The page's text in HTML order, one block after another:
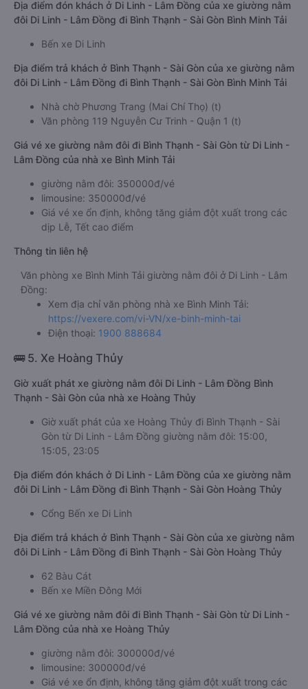
Địa điểm đón khách ở Di Linh - Lâm Đồng của xe giường nằm
đôi Di Linh - Lâm Đồng đi Bình Thạnh - Sài Gòn Bình Minh Tải
Bến xe Di Linh
Địa điểm trả khách ở Bình Thạnh - Sài Gòn của xe giường nằm
đôi Di Linh - Lâm Đồng đi Bình Thạnh - Sài Gòn Bình Minh Tải
Nhà chờ Phương Trang (Mai Chí Thọ) (t)
Văn phòng 119 Nguyễn Cư Trinh - Quận 1 (t)
Giá vé xe giường nằm đôi đi Bình Thạnh - Sài Gòn từ Di Linh -
Lâm Đồng của nhà xe Bình Minh Tải
giường nằm đôi: 350000đ/vé
limousine: 350000đ/vé
Giá vé xe ổn định, không tăng giảm đột xuất trong các
dịp Lễ, Tết cao điểm
Thông tin liên hệ
Văn phòng xe Bình Minh Tải giường nằm đôi ở Di Linh - Lâm
Đồng:
Xem địa chỉ văn phòng nhà xe Bình Minh Tải:
https://vexere.com/vi-VN/xe-binh-minh-tai
Điện thoại: 1900 888684
🚌 5. Xe Hoàng Thủy
Giờ xuất phát xe giường nằm đôi Di Linh - Lâm Đồng Bình
Thạnh - Sài Gòn của nhà xe Hoàng Thủy
Giờ xuất phát của xe Hoàng Thủy đi Bình Thạnh - Sài
Gòn từ Di Linh - Lâm Đồng giường nằm đôi: 15:00,
15:05, 23:05
Địa điểm đón khách ở Di Linh - Lâm Đồng của xe giường nằm
đôi Di Linh - Lâm Đồng đi Bình Thạnh - Sài Gòn Hoàng Thủy
Cổng Bến xe Di Linh
Địa điểm trả khách ở Bình Thạnh - Sài Gòn của xe giường nằm
đôi Di Linh - Lâm Đồng đi Bình Thạnh - Sài Gòn Hoàng Thủy
62 Bàu Cát
Bến xe Miền Đông Mới
Giá vé xe giường nằm đôi đi Bình Thạnh - Sài Gòn từ Di Linh -
Lâm Đồng của nhà xe Hoàng Thủy
giường nằm đôi: 300000đ/vé
limousine: 300000đ/vé
Giá vé xe ổn định, không tăng giảm đột xuất trong các